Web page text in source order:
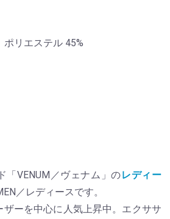
リエステル 45%
「VENUM／ヴェナム」のレディー
／レディースです。
ーを中心に人気上昇中。エクササ